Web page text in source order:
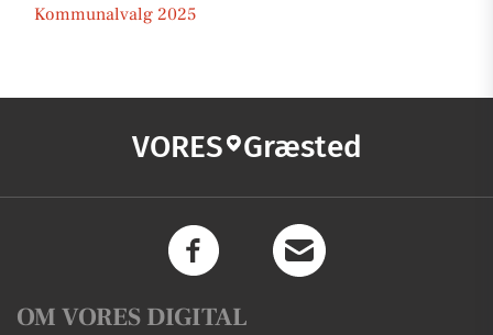
Kommunalvalg 2025
VORES Græsted
OM VORES DIGITAL